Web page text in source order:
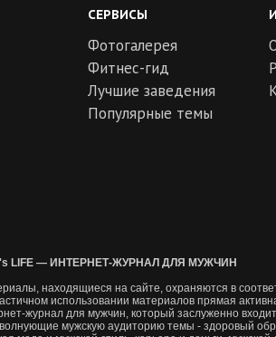
СЕРВИСЫ
Фотогалерея
Фитнес-гид
Лучшие заведения
Популярные темы
LIFE — ИНТЕРНЕТ-ЖУРНАЛ ДЛЯ МУЖЧИН
находящиеся на сайте, охраняются в
использовании материалов прямая
журнал для мужчин, который заслуженно
мужскую аудиторию темы - здоровый